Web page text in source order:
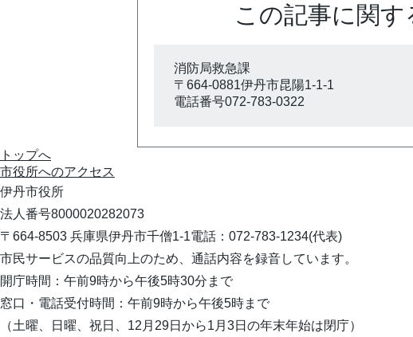
この記事に関
消防局救急課
〒664-0881伊丹市昆陽1-1-1
電話番号072-783-0322
トップへ
市役所へのアクセス
伊丹市役所
法人番号8000020282073
〒664-8503 兵庫県伊丹市千僧1-1電話：072-783-1234(代表)
市民サービスの品質向上のため、通話内容を録音しています。
開庁時間：午前9時から午後5時30分まで
窓口・電話受付時間：午前9時から午後5時まで
（土曜、日曜、祝日、12月29日から1月3日の年末年始は閉庁）